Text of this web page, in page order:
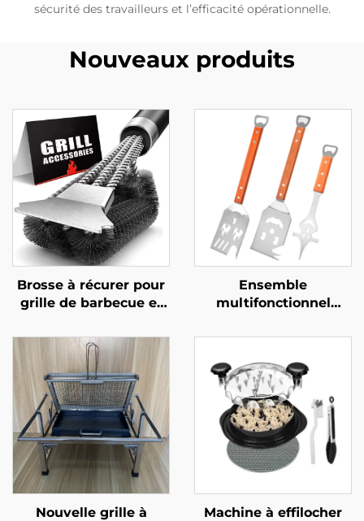
sécurité des travailleurs et l’efficacité opérationnelle.
Nouveaux produits
Brosse à récurer pour
grille de barbecue et
multifonctionnelle,
durable et réutilisable,
avec manche en acier
inoxydable et
plastique, outil pour
barbecue et four
Ensemble
multifonctionnel
barbecue en acier
combiné comprenant
une fourchette et une
spatule avec manche
en bois, destiné à une
utilisation en extérieur
Nouvelle grille à
Machine à effilocher